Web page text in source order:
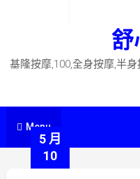
舒
基隆按摩,100,全身按摩,半
Menu
5 月
10